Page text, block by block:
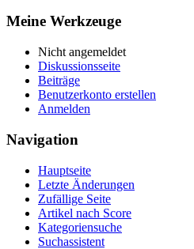
Meine Werkzeuge
Nicht angemeldet
Diskussionsseite
Beiträge
Benutzerkonto erstellen
Anmelden
Navigation
Hauptseite
Letzte Änderungen
Zufällige Seite
Artikel nach Score
Kategoriensuche
Suchassistent